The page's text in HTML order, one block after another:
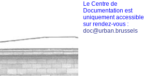
Le Centre de
Documentation est
uniquement accessible
sur rendez-vous :
doc@urban.brussels